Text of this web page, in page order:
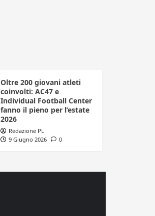
Oltre 200 giovani atleti
coinvolti: AC47 e
Individual Football Center
fanno il pieno per l’estate
2026
Redazione PL
9 Giugno 2026
0